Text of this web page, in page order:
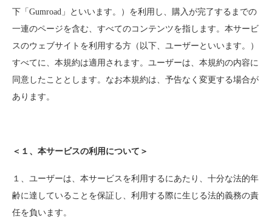
下「Gumroad」といいます。）を利用し、購入が完了するまでの
一連のページを含む、すべてのコンテンツを指します。本サービ
スのウェブサイトを利用する方（以下、ユーザーといいます。）
すべてに、本規約は適用されます。ユーザーは、本規約の内容に
同意したこととします。なお本規約は、予告なく変更する場合が
あります。
＜１、本サービスの利用について＞
１、ユーザーは、本サービスを利用するにあたり、十分な法的年
齢に達していることを保証し、利用する際に生じる法的義務の責
任を負います。